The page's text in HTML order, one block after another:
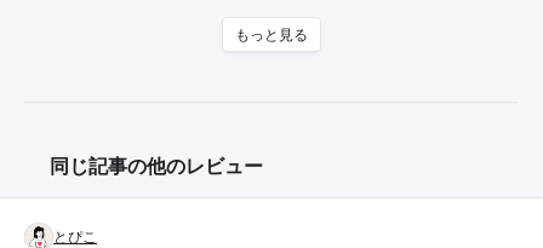
もっと見る
同じ記事の他のレビュー
とぴこ